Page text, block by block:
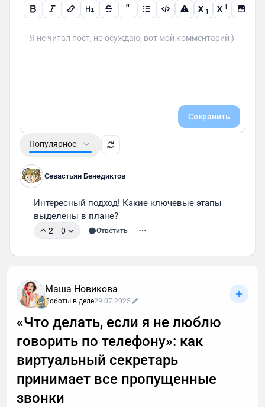
" X 1 X 1
Сохранить
Популярное
Севастьян Бенедиктов
Интересный подход! Какие ключевые этапы
выделены в плане?
2 0 Ответить
Маша Новикова
Роботы в деле29.07.2025
«Что делать, если я не люблю
говорить по телефону»: как
виртуальный секретарь
принимает все пропущенные
звонки